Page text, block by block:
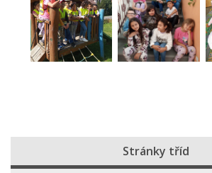
Stránky tříd